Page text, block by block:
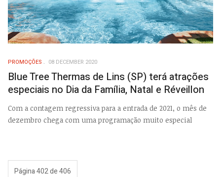
PROMOÇÕES 08 DECEMBER 2020
Blue Tree Thermas de Lins (SP) terá atrações
especiais no Dia da Família, Natal e Réveillon
Com a contagem regressiva para a entrada de 2021, o mês de
dezembro chega com uma programação muito especial
Página 402 de 406